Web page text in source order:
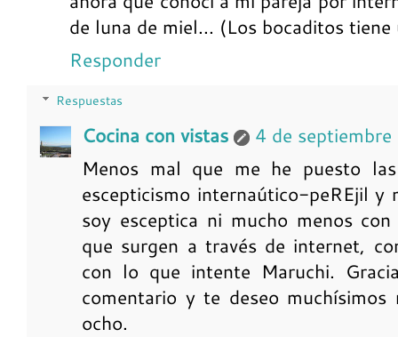
de luna de miel... (Los bocaditos
Responder
Respuestas
Cocina con vistas
4 de
Menos mal que me he puesto
escepticismo internaútico-peREjil y
soy esceptica ni mucho menos
que surgen a través de internet,
con lo que intente Maruchi.
comentario y te deseo
ocho.